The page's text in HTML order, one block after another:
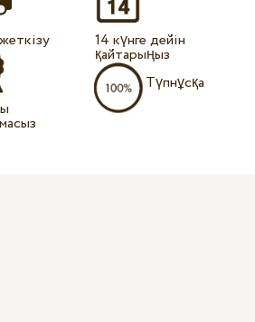
14 күнге дейін
қайтарыңыз
Түпнұсқа